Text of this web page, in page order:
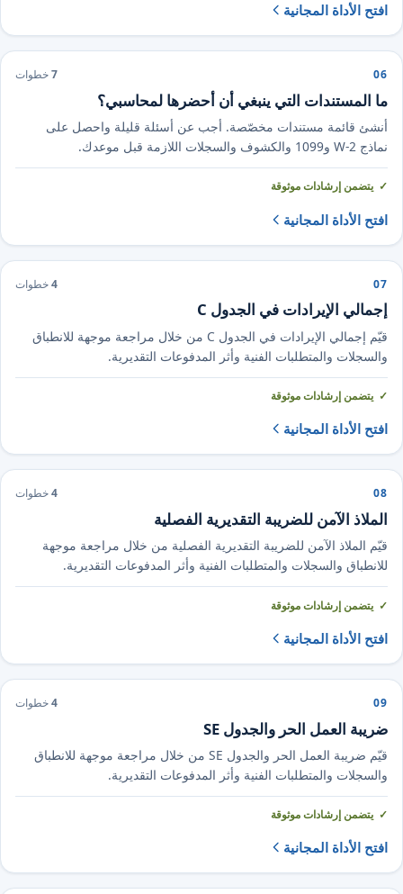
افتح الأداة المجانية
06
7خطوات
ما المستندات التي ينبغي أن أحضرها لمحاسبي؟
أنشئ قائمة مستندات مخصّصة. أجب عن أسئلة قليلة واحصل على
نماذج W-2 و1099 والكشوف والسجلات اللازمة قبل موعدك.
يتضمن إرشادات موثوقة
افتح الأداة المجانية
07
4خطوات
إجمالي الإيرادات في الجدول C
قيّم إجمالي الإيرادات في الجدول C من خلال مراجعة موجهة للانطباق
والسجلات والمتطلبات الفنية وأثر المدفوعات التقديرية.
يتضمن إرشادات موثوقة
افتح الأداة المجانية
08
4خطوات
الملاذ الآمن للضريبة التقديرية الفصلية
قيّم الملاذ الآمن للضريبة التقديرية الفصلية من خلال مراجعة موجهة
للانطباق والسجلات والمتطلبات الفنية وأثر المدفوعات التقديرية.
يتضمن إرشادات موثوقة
افتح الأداة المجانية
09
4خطوات
ضريبة العمل الحر والجدول SE
قيّم ضريبة العمل الحر والجدول SE من خلال مراجعة موجهة للانطباق
والسجلات والمتطلبات الفنية وأثر المدفوعات التقديرية.
يتضمن إرشادات موثوقة
افتح الأداة المجانية